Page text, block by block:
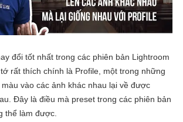
đổi tốt nhất trong các phiên bản Lightroom
rất thích chính là Profile, một trong những
vào các ảnh khác nhau lại về được
Đây là điều mà preset trong các phiên bản
thể làm được.